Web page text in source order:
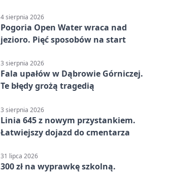
4 sierpnia 2026
Pogoria Open Water wraca nad
jezioro. Pięć sposobów na start
3 sierpnia 2026
Fala upałów w Dąbrowie Górniczej.
Te błędy grożą tragedią
3 sierpnia 2026
Linia 645 z nowym przystankiem.
Łatwiejszy dojazd do cmentarza
31 lipca 2026
300 zł na wyprawkę szkolną.